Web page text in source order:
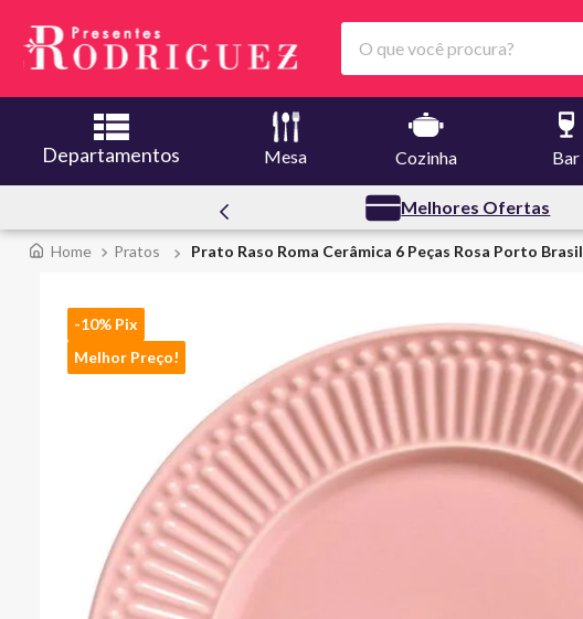
O que você procura?
Departamentos Mesa Cozinha Bar
Melhores Ofertas
Pratos Prato Raso Roma Cerâmica 6 Peças Rosa Porto Brasil
-10% Pix
Melhor Preço!